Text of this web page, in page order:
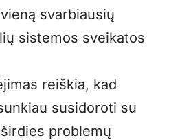
svarbiausių
sistemos sveikatos
reiškia, kad
susidoroti su
problemų